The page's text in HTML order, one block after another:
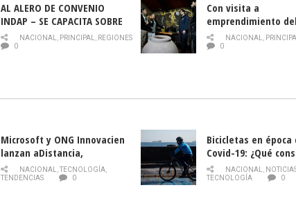
AL ALERO DE CONVENIO
INDAP – SE CAPACITA SOBRE
PLAGA DROSOPHILA SUZUKII
NACIONAL, PRINCIPAL, REGIONES
0
Con visita a
emprendimiento
y llamado al
historia campesina
NACIONAL,
0
Microsoft y ONG Innovacien
lanzan aDistancia,
plataforma con cursos
gratuitos online sobre
NACIONAL,TECNOLOGÍA,
TENDENCIAS
0
Bicicletas en época
Covid-19: ¿Qué
momento de
NACIONAL,
TECNOLOGÍA
0